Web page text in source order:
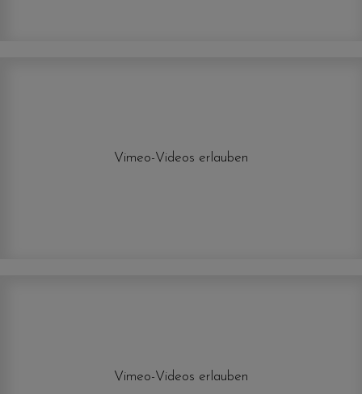
Vimeo-Videos erlauben
Vimeo-Videos erlauben